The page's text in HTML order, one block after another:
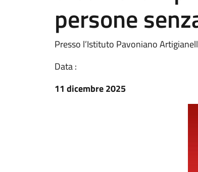
persone
Presso l’Istituto Pavoniano
Data :
11 dicembre 2025